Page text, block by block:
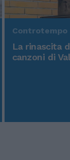
Controtempo
La rinascita
canzoni di